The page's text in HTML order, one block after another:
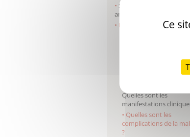
Syndrome des
antiphospholipides
Maladie de Willebrand
Maladie de
Quels sont les types de
maladie de Willebrand
Quelles sont les
manifestations
Quelles sont les
complications de la
?
Ce